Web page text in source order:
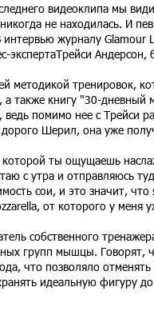
видеоклипа мы
не находилась. И
интервью журналу Glamour
экспертаТрейси
методикой тренировок,
также книгу "30-дневный
ведь помимо нее с Трейси
Шерил, она уже
которой ты ощущаешь
с утра и отправляюсь
сои, и это значит,
от которого у меня
собственного
групп мышцы. Говорят,
что позволяло
идеальную фигуру